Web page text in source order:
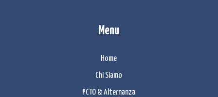
Menu
Home
Chi Siamo
PCTO & Alternanza